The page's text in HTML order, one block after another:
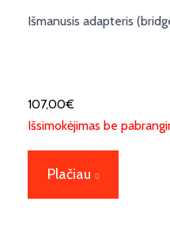
Išmanusis adapteris
107,00€
Išsimokėjimas be
Plačiau